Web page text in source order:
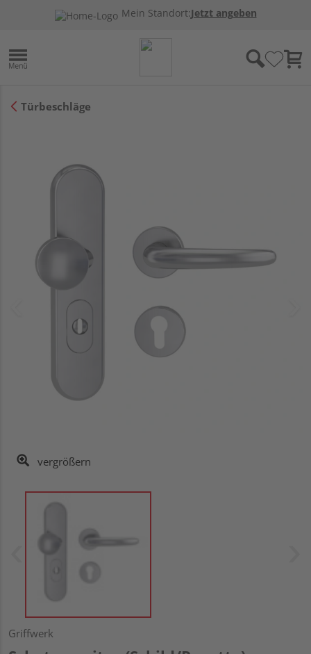
Mein Standort:Jetzt angeben
Türbeschläge
vergrößern
Griffwerk